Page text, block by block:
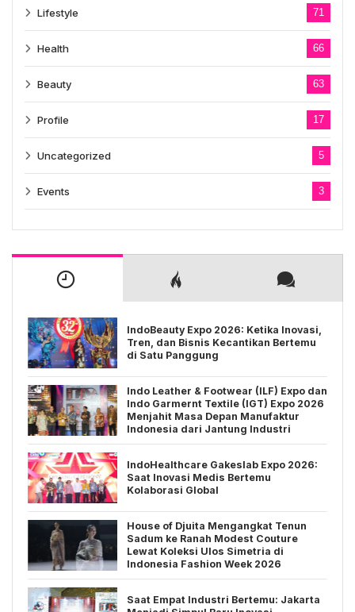
Lifestyle 71
Health 66
Beauty 63
Profile 17
Uncategorized 5
Events 3
IndoBeauty Expo 2026: Ketika Inovasi,
Tren, dan Bisnis Kecantikan Bertemu
di Satu Panggung
Indo Leather & Footwear (ILF) Expo dan
Indo Garmernt Textile (IGT) Expo 2026
Menjahit Masa Depan Manufaktur
Indonesia dari Jantung Industri
IndoHealthcare Gakeslab Expo 2026:
Saat Inovasi Medis Bertemu
Kolaborasi Global
House of Djuita Mengangkat Tenun
Sadum ke Ranah Modest Couture
Lewat Koleksi Ulos Simetria di
Indonesia Fashion Week 2026
Saat Empat Industri Bertemu: Jakarta